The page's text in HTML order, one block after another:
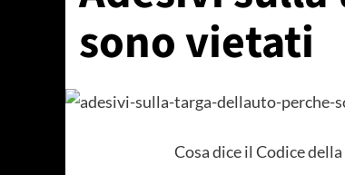
sono vietati
Cosa dice il Codice